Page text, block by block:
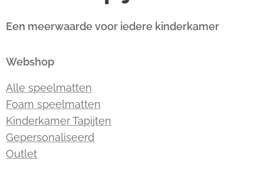
Een meerwaarde voor iedere kinderkamer
Webshop
Alle speelmatten
Foam speelmatten
Kinderkamer Tapijten
Gepersonaliseerd
Outlet